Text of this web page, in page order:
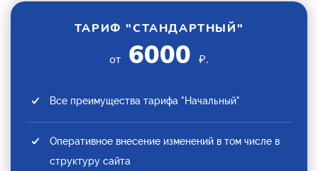
ТАРИФ "СТАНДАРТНЫЙ"
от 6000 ₽.
Все преимущества тарифа "Начальный"
Оперативное внесение изменений в том числе в
структуру сайта